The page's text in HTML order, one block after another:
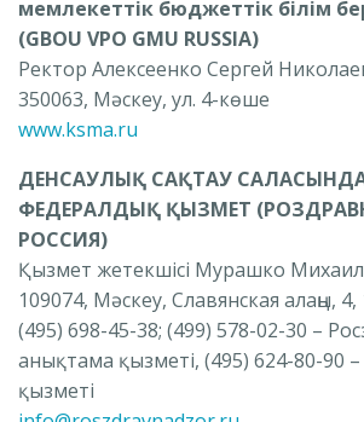
мемлекеттік бюджеттік білім
(GBOU VPO GMU RUSSIA)
Ректор Алексеенко Сергей
350063, Мәскеу, ул. 4-көше
www.ksma.ru
ДЕНСАУЛЫҚ САҚТАУ
ФЕДЕРАЛДЫҚ ҚЫЗМЕТ
РОССИЯ)
Қызмет жетекшісі Мурашко
109074, Мәскеу, Славянская алаңы,
(495) 698-45-38; (499) 578-02-30 –
анықтама қызметі, (495) 624-80-90 –
қызметі